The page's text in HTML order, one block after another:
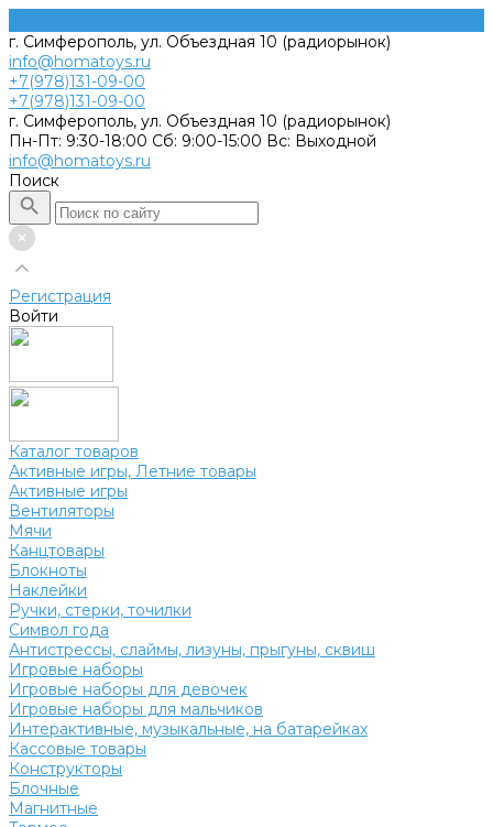
г. Симферополь, ул. Объездная 10 (радиорынок)
info@homatoys.ru
+7(978)131-09-00
+7(978)131-09-00
г. Симферополь, ул. Объездная 10 (радиорынок)
Пн-Пт: 9:30-18:00 Cб: 9:00-15:00 Вс: Выходной
info@homatoys.ru
Поиск
Регистрация
Войти
Каталог товаров
Активные игры, Летние товары
Активные игры
Вентиляторы
Мячи
Канцтовары
Блокноты
Наклейки
Ручки, стерки, точилки
Символ года
Антистрессы, слаймы, лизуны, прыгуны, сквиш
Игровые наборы
Игровые наборы для девочек
Игровые наборы для мальчиков
Интерактивные, музыкальные, на батарейках
Кассовые товары
Конструкторы
Блочные
Магнитные